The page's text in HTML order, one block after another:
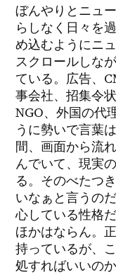
ぼんやりとニュ
らしなく日々を
め込むようにニ
スクロールしな
ている。広告、
事会社、招集令
NGO、外国の代
うに勢いで言葉
間、画面から流
んでいて、現実
る。そのべたつ
いなぁと言うの
心している性格
ほかはならん。
持っているが、
処すればいいの